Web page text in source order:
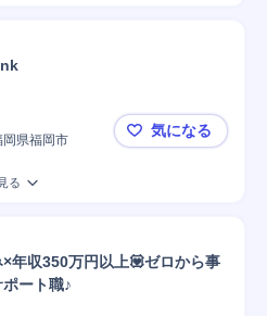
岡県福岡市
営業-全国
気になる
る
年収350万円以上💟ゼロから事
ート職♪